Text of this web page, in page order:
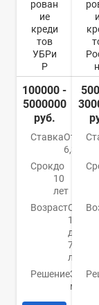
рован
ие
креди
тов
УБРи
Р
100000 -
5000000
руб.
СтавкаОт
6,3%
Срокдо
10
лет
ВозрастОт
19
до
75
лет
РешениеЗа 15
минут